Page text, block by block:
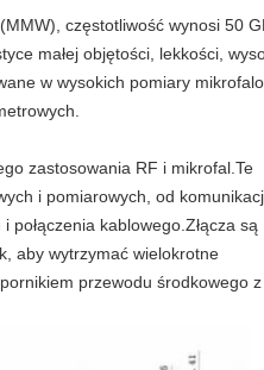
częstotliwość wynosi 50
małej objętości, lekkości,
w wysokich pomiary
zastosowania RF i mikrofal.Te
i pomiarowych, od
kablowego.Złącza są
aby wytrzymać wielokrotne
przewodu środkowego z